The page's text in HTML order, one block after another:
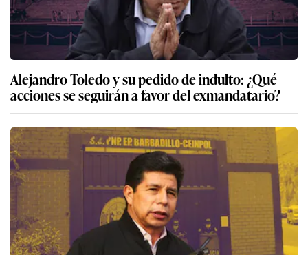
Alejandro Toledo y su pedido de indulto: ¿Qué
acciones se seguirán a favor del exmandatario?